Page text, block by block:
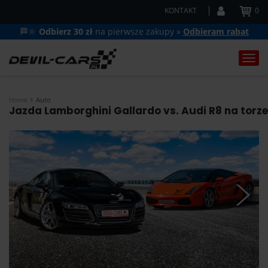
KONTAKT 0
🏁🔆 Odbierz 30 zł na pierwsze zakupy » Odbieram rabat
Home Auto
Jazda Lamborghini Gallardo vs. Audi R8 na